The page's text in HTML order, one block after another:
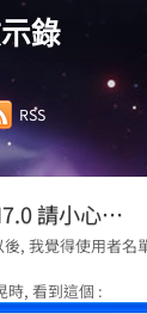
錄
RSS
請小心…
後, 我覺得使用者名
時, 看到這個 :